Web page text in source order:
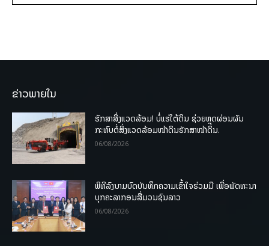
ຂ່າວພາຍໃນ
ຮັກສາສິ່ງແວດລ້ອມ! ບໍ່ແຮ່ໃຕ້ດິນ ຊ່ວຍຫຼຸດຜ່ອນຜົນ
ກະທົບຕໍ່ສິ່ງແວດລ້ອມໜ້າດິນຮັກສາໜ້າດິນ.
06/08/2026
ພິທີລົງນາມບົດບັນທຶກຄວາມເຂົ້າໃຈຮ່ວມມື ເພື່ອພັດທະນາ
ບຸກຄະລາກອນສື່ມວນຊົນລາວ
06/08/2026